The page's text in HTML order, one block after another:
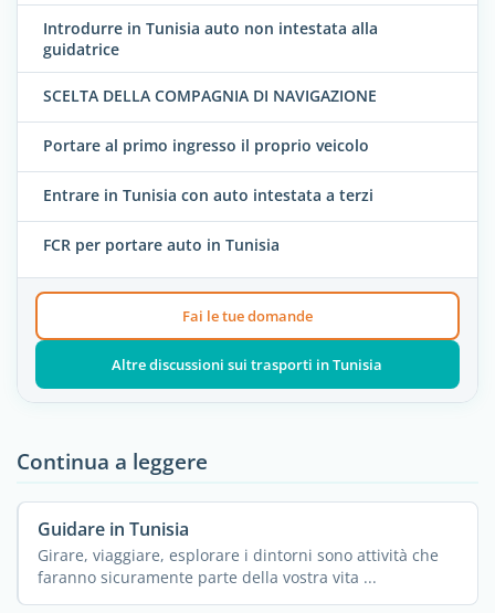
Introdurre in Tunisia auto non intestata alla
guidatrice
SCELTA DELLA COMPAGNIA DI NAVIGAZIONE
Portare al primo ingresso il proprio veicolo
Entrare in Tunisia con auto intestata a terzi
FCR per portare auto in Tunisia
Fai le tue domande
Altre discussioni sui trasporti in Tunisia
Continua a leggere
Guidare in Tunisia
Girare, viaggiare, esplorare i dintorni sono attività che
faranno sicuramente parte della vostra vita ...